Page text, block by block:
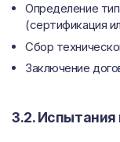
Определение
(сертификация
Сбор
Заключение
3.2. Испытания